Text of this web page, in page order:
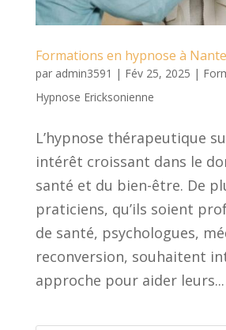
Formations en hypnose à
par admin3591 | Fév 25, 2025 |
Hypnose Ericksonienne
L’hypnose thérapeutique
intérêt croissant dans le
santé et du bien-être. De
praticiens, qu’ils soient
de santé, psychologues,
reconversion, souhaitent
approche pour aider leurs...